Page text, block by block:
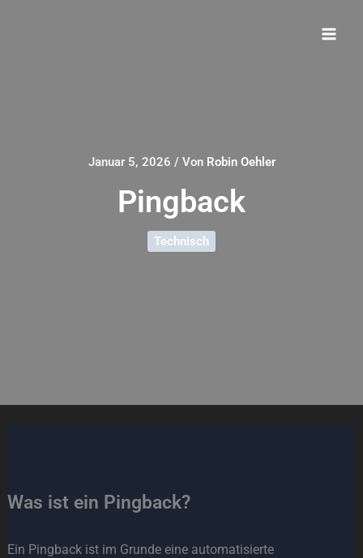
Januar 5, 2026 / Von Robin Oehler
Pingback
Technisch
Was ist ein Pingback?
Ein Pingback ist im Grunde eine automatisierte